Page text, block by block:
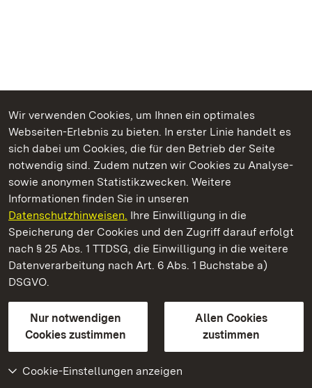
Wir verwenden Cookies, um Ihnen ein optimales
Webseiten-Erlebnis zu bieten. In erster Linie handelt es
sich dabei um Cookies, die für den Betrieb der Seite
notwendig sind. Zudem nutzen wir Cookies zu Analyse-
sowie anonymen Statistikzwecken. Weitere
Informationen finden Sie in unseren
Datenschutzhinweisen. Ihre Einwilligung in die
Speicherung der Cookies und den Zugriff darauf erfolgt
nach § 25 Abs. 1 TTDSG, die Einwilligung in die weitere
Datenverarbeitung nach Art. 6 Abs. 1 Buchstabe a)
DSGVO.
Nur notwendigen
Cookies zustimmen
Allen Cookies
zustimmen
Cookie-Einstellungen anzeigen
Kommen. Staunen. Genießen.
Staatliche Schlösser und Gärten Baden‑Württemberg
Staatliche Schlösser und Gärten Baden-Württemberg
Kontakt
GebärdenspracheLeichte Sprache
Erklärung zur Barrierefreiheit
BITV-konform (geprüfte Seiten)
Weiteres